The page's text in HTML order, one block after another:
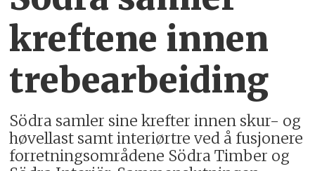
kreftene innen
trebearbeiding
Södra samler sine krefter innen skur- og
høvellast samt interiørtre ved å fusjonere
forretningsområdene Södra Timber og